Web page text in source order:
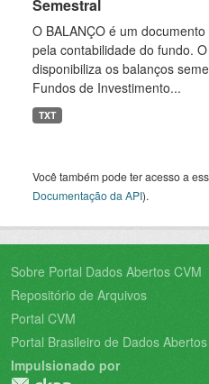
Semestral
O BALANÇO é um
pela contabilidade do fundo.
disponibiliza os balanços
Fundos de Investimento...
TXT
Você também pode ter acesso a
Documentação da API).
Sobre Portal Dados Abertos CVM
Repositório de Arquivos
Portal CVM
Portal Brasileiro de Dados Abertos
Impulsionado por